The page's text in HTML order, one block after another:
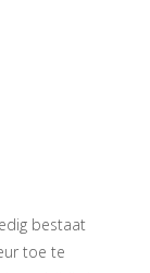
bestaat
toe te